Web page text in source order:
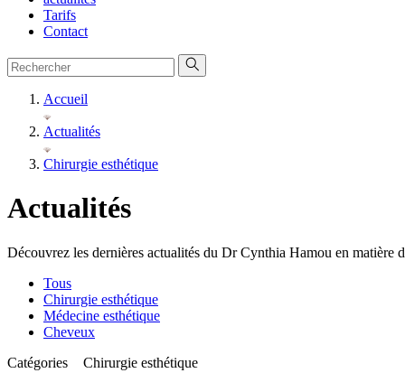
Tarifs
Contact
Accueil
Actualités
Chirurgie esthétique
Actualités
Découvrez les dernières actualités du Dr Cynthia Hamou en matière
Tous
Chirurgie esthétique
Médecine esthétique
Cheveux
Catégories
Chirurgie esthétique